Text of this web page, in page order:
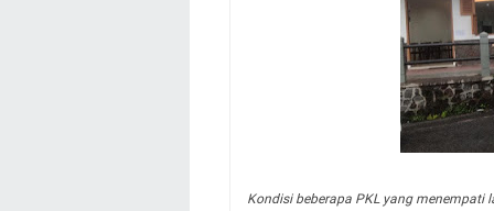
Kondisi beberapa PKL yang